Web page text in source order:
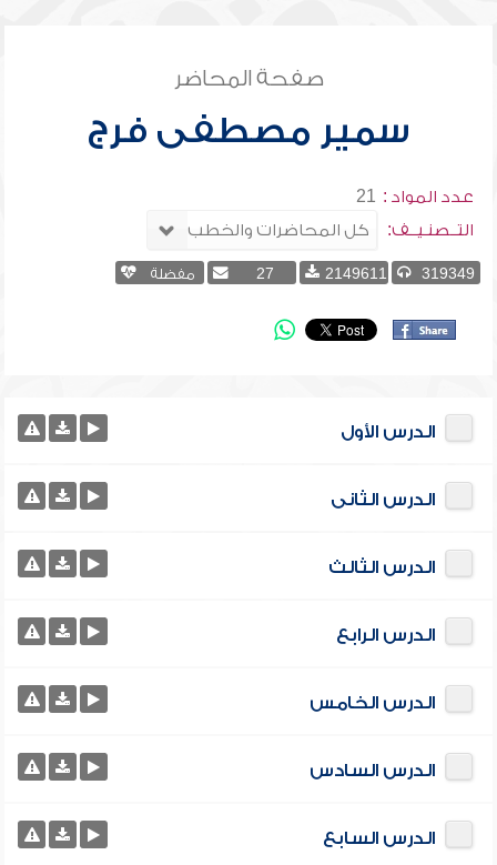
صفحة المحاضر
سمير مصطفى فرج
عدد المواد : 21
التــصنـيــف:
319349
2149611
27 مفضلة
الدرس الأول
الدرس الثانى
الدرس الثالث
الدرس الرابع
الدرس الخامس
الدرس السادس
الدرس السابع